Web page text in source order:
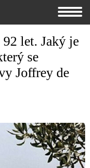
let. Jaký je
se
Joffrey de